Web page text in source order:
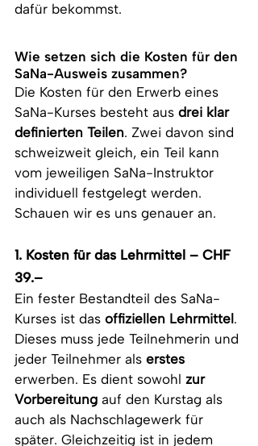
dafür bekommst.
Wie setzen sich die Kosten für den
SaNa-Ausweis zusammen?
Die Kosten für den Erwerb eines
SaNa-Kurses besteht aus drei klar
definierten Teilen. Zwei davon sind
schweizweit gleich, ein Teil kann
vom jeweiligen SaNa-Instruktor
individuell festgelegt werden.
Schauen wir es uns genauer an.
1. Kosten für das Lehrmittel – CHF
39.–
Ein fester Bestandteil des SaNa-
Kurses ist das offiziellen Lehrmittel .
Dieses muss jede Teilnehmerin und
jeder Teilnehmer als erstes
erwerben. Es dient sowohl zur
Vorbereitung auf den Kurstag als
auch als Nachschlagewerk für
später. Gleichzeitig ist in jedem